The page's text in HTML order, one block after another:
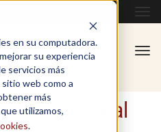
en su computadora.
su experiencia
servicios más
web como a
más
utilizamos,
.
Empresarial